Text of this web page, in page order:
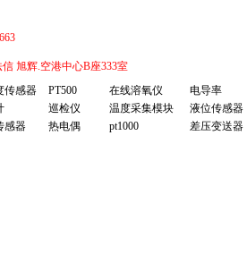
旭辉.空港中心B座333室
传感器 PT500 在线溶氧仪
电导率
巡检仪 温度采集模块
液位传感器
感器 热电偶 pt1000 差压变送器